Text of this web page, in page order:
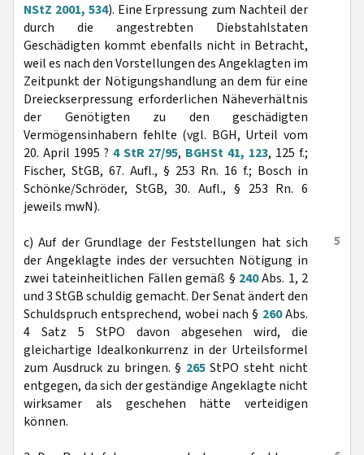
NStZ 2001, 534). Eine Erpressung zum Nachteil der
durch die angestrebten Diebstahlstaten
Geschädigten kommt ebenfalls nicht in Betracht,
weil es nach den Vorstellungen des Angeklagten im
Zeitpunkt der Nötigungshandlung an dem für eine
Dreieckserpressung erforderlichen Näheverhältnis
der Genötigten zu den geschädigten
Vermögensinhabern fehlte (vgl. BGH, Urteil vom
20. April 1995 ? 4 StR 27/95, BGHSt 41, 123, 125 f.;
Fischer, StGB, 67. Aufl., § 253 Rn. 16 f.; Bosch in
Schönke/Schröder, StGB, 30. Aufl., § 253 Rn. 6
jeweils mwN).
5
c) Auf der Grundlage der Feststellungen hat sich
der Angeklagte indes der versuchten Nötigung in
zwei tateinheitlichen Fällen gemäß § 240Abs. 1, 2
und 3 StGB schuldig gemacht. Der Senat ändert den
Schuldspruch entsprechend, wobei nach § 260Abs.
4 Satz 5 StPO davon abgesehen wird, die
gleichartige Idealkonkurrenz in der Urteilsformel
zum Ausdruck zu bringen. § 265StPO steht nicht
entgegen, da sich der geständige Angeklagte nicht
wirksamer als geschehen hätte verteidigen
können.